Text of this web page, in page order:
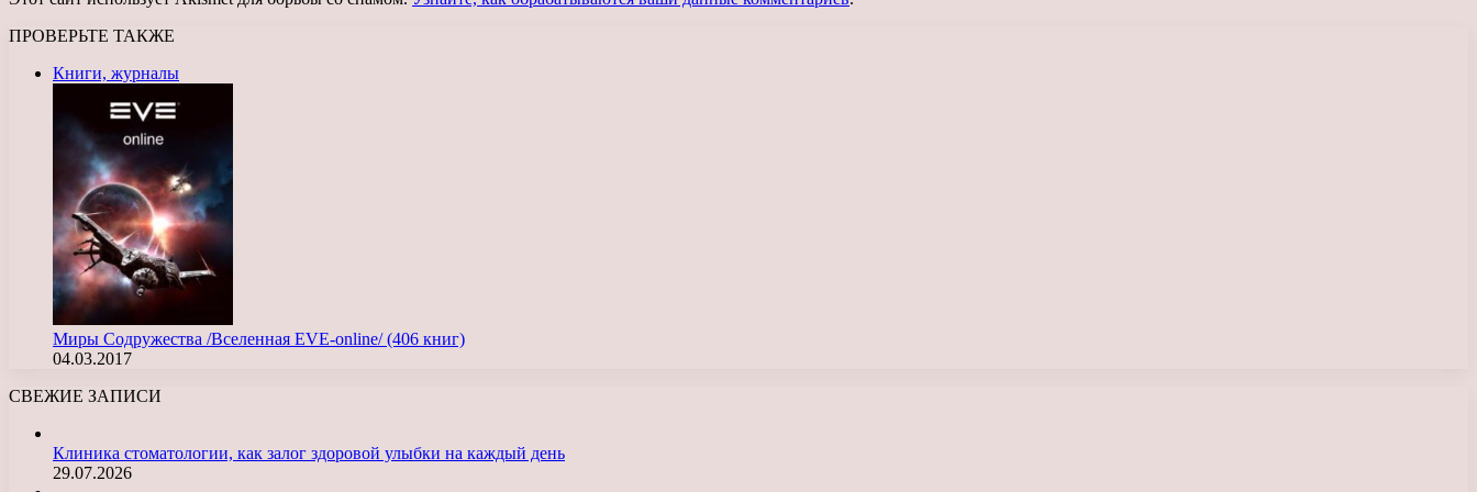
ПРОВЕРЬТЕ ТАКЖЕ
Книги, журналы
Миры Содружества /Вселенная EVE-online/ (406 книг)
04.03.2017
СВЕЖИЕ ЗАПИСИ
Клиника стоматологии, как залог здоровой улыбки на каждый день
29.07.2026